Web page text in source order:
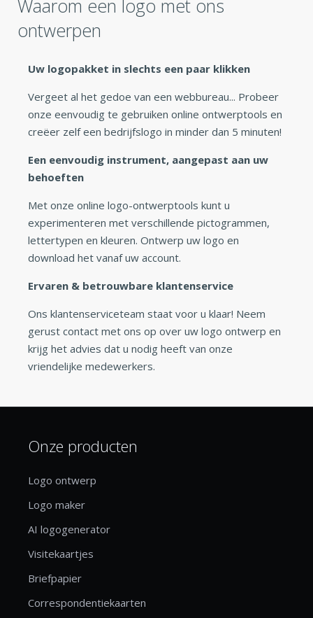
Waarom een logo met ons
ontwerpen
Uw logopakket in slechts een paar klikken
Vergeet al het gedoe van een webbureau... Probeer
onze eenvoudig te gebruiken online ontwerptools en
creëer zelf een bedrijfslogo in minder dan 5 minuten!
Een eenvoudig instrument, aangepast aan uw
behoeften
Met onze online logo-ontwerptools kunt u
experimenteren met verschillende pictogrammen,
lettertypen en kleuren. Ontwerp uw logo en
download het vanaf uw account.
Ervaren & betrouwbare klantenservice
Ons klantenserviceteam staat voor u klaar! Neem
gerust contact met ons op over uw logo ontwerp en
krijg het advies dat u nodig heeft van onze
vriendelijke medewerkers.
Onze producten
Logo ontwerp
Logo maker
AI logogenerator
Visitekaartjes
Briefpapier
Correspondentiekaarten